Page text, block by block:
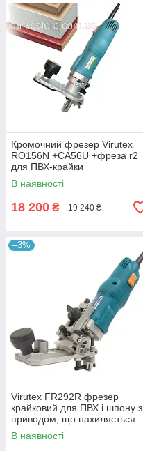
Кромочний фрезер Virutex
RO156N +CA56U +фреза r2
для ПВХ-крайки
В наявності
18 200 ₴ 19 240 ₴
–3%
Virutex FR292R фрезер
крайковий для ПВХ і шпону з
приводом, що нахиляється
В наявності